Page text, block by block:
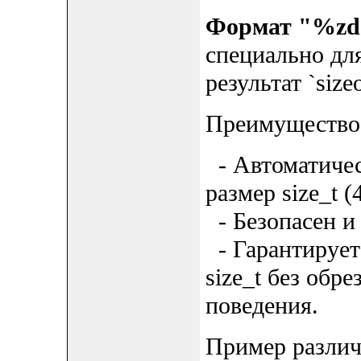
Формат
специально
результат
-
размер size_t
- Безопасен
-
size_t без
поведения.
Пример